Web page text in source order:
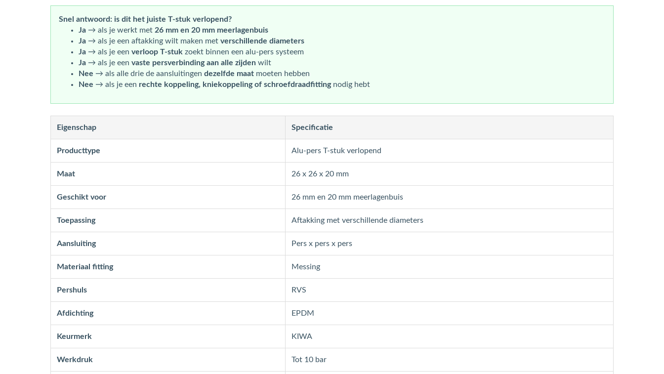
Snel antwoord: is dit het juiste T-stuk verlopend?
Ja → als je werkt met 26 mm en 20 mm meerlagenbuis
Ja → als je een aftakking wilt maken met verschillende diameters
Ja → als je een verloop T-stuk zoekt binnen een alu-pers systeem
Ja → als je een vaste persverbinding aan alle zijden wilt
Nee → als alle drie de aansluitingen dezelfde maat moeten hebben
Nee → als je een rechte koppeling, kniekoppeling of schroefdraadfittingnodig hebt
Eigenschap Specificatie
Producttype Alu-pers T-stuk verlopend
Maat 26 x 26 x 20 mm
Geschikt voor 26 mm en 20 mm meerlagenbuis
Toepassing Aftakking met verschillende diameters
Aansluiting Pers x pers x pers
Materiaal fitting Messing
Pershuls RVS
Afdichting EPDM
Keurmerk KIWA
Werkdruk Tot 10 bar